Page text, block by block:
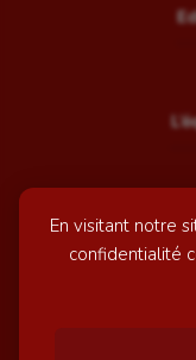
En visitant notre
confidentialité